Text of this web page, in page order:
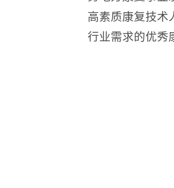
高素质康复技术
行业需求的优秀